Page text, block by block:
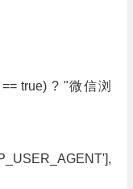
true) ? "微信浏